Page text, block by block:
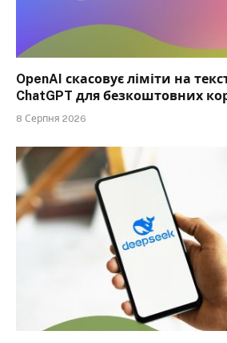
OpenAI скасовує ліміти на
ChatGPT для безкоштовних
8 Серпня 2026